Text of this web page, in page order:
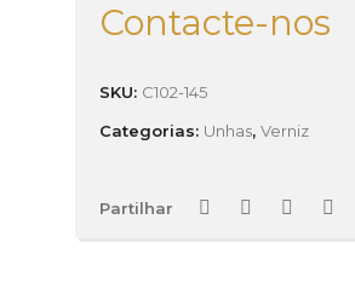
Contacte-nos
SKU: C102-145
Categorias: Unhas, Verniz
Partilhar